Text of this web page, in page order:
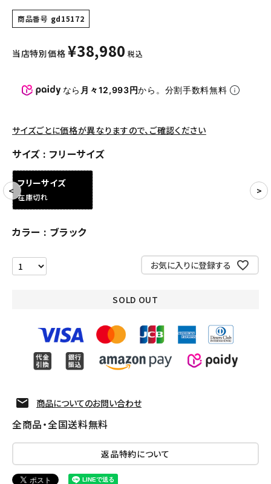
パンツ・ショーツ
COLLABORATION BRAND
SEASON
CONTENTS
ACCOUNT MENU
ようこそ ゲスト 様
meeting_room ログイン
商品番号 gd15172
当店特別価格 ¥38,980 税込
なら 月々12,993円から。分割手数料無料
サイズごとに価格が異なりますので、ご確認ください
サイズ フリーサイズ
フリーサイズ
在庫切れ
カラー ブラック
お気に入りに登録する
SOLD OUT
商品についてのお問い合わせ
全商品・全国送料無料
返品特約について